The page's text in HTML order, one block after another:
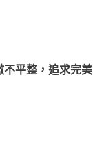
不平整，追求完美